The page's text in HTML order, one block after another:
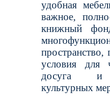
удобная
важное,
книжный
пространство,
условия для
досуга и
культурных